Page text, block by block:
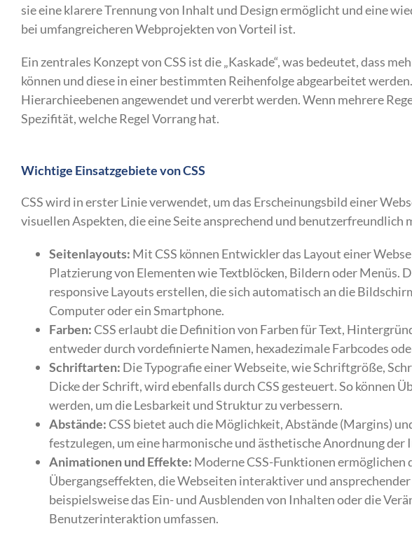
sie eine klarere Trennung von Inhalt und Design ermöglicht und eine
bei umfangreicheren Webprojekten von Vorteil ist.
Ein zentrales Konzept von CSS ist die „Kaskade“, was bedeutet, dass
können und diese in einer bestimmten Reihenfolge abgearbeitet
Hierarchieebenen angewendet und vererbt werden. Wenn mehrere
Spezifität, welche Regel Vorrang hat.
Wichtige Einsatzgebiete von CSS
CSS wird in erster Linie verwendet, um das Erscheinungsbild einer
visuellen Aspekten, die eine Seite ansprechend und benutzerfreundlich
Seitenlayouts: Mit CSS können Entwickler das Layout einer
Platzierung von Elementen wie Textblöcken, Bildern oder Menüs.
responsive Layouts erstellen, die sich automatisch an die
Computer oder ein Smartphone.
Farben:CSS erlaubt die Definition von Farben für Text,
entweder durch vordefinierte Namen, hexadezimale Farbcodes
Schriftarten: Die Typografie einer Webseite, wie Schriftgröße,
Dicke der Schrift, wird ebenfalls durch CSS gesteuert. So können
werden, um die Lesbarkeit und Struktur zu verbessern.
Abstände:CSS bietet auch die Möglichkeit, Abstände (Margins)
festzulegen, um eine harmonische und ästhetische Anordnung der
Animationen und Effekte: Moderne CSS-Funktionen
Übergangseffekten, die Webseiten interaktiver und
beispielsweise das Ein- und Ausblenden von Inhalten oder die
Benutzerinteraktion umfassen.